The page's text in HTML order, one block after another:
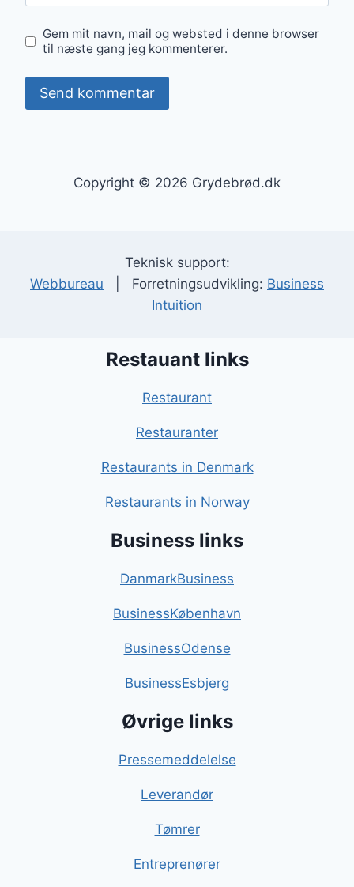
Gem mit navn, mail og websted i denne browser
til næste gang jeg kommenterer.
Copyright © 2026 Grydebrød.dk
Teknisk support:
Webbureau | Forretningsudvikling: Business
Intuition
Restauant links
Restaurant
Restauranter
Restaurants in Denmark
Restaurants in Norway
Business links
DanmarkBusiness
BusinessKøbenhavn
BusinessOdense
BusinessEsbjerg
Øvrige links
Pressemeddelelse
Leverandør
Tømrer
Entreprenører